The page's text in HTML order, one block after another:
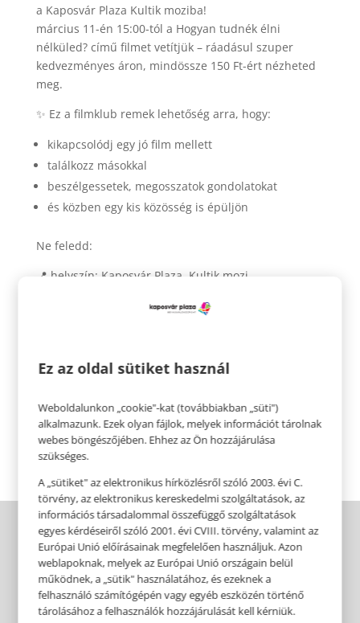
a Kaposvár Plaza Kultik moziba!
március 11-én 15:00-tól a Hogyan tudnék élni
nélküled? című filmet vetítjük – ráadásul szuper
kedvezményes áron, mindössze 150 Ft-ért nézheted
meg.
✨ Ez a filmklub remek lehetőség arra, hogy:
kikapcsolódj egy jó film mellett
találkozz másokkal
beszélgessetek, megosszatok gondolatokat
és közben egy kis közösség is épüljön
Ne feledd:
📍 helyszín: Kaposvár Plaza, Kultik mozi
Gyere el, hozd a barátaidat is, és legyen a szerda a
mozi és a jó társaság napja! 🍿😊
Elővételes jegyvásárlás a kedvezményes vetítésre:
Hogyan tudnék élni nélküled?
Ez az oldal sütiket használ
Weboldalunkon „cookie"-kat (továbbiakban „süti")
alkalmazunk. Ezek olyan fájlok, melyek információt tárolnak
webes böngészőjében. Ehhez az Ön hozzájárulása
szükséges.
A „sütiket" az elektronikus hírközlésről szóló 2003. évi C.
törvény, az elektronikus kereskedelmi szolgáltatások, az
információs társadalommal összefüggő szolgáltatások
egyes kérdéseiről szóló 2001. évi CVIII. törvény, valamint az
Európai Unió előírásainak megfelelően használjuk. Azon
weblapoknak, melyek az Európai Unió országain belül
működnek, a „sütik" használatához, és ezeknek a
felhasználó számítógépén vagy egyéb eszközén történő
tárolásához a felhasználók hozzájárulását kell kérniük.